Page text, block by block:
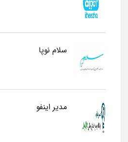
سلام نوپا
مدیر اینفو